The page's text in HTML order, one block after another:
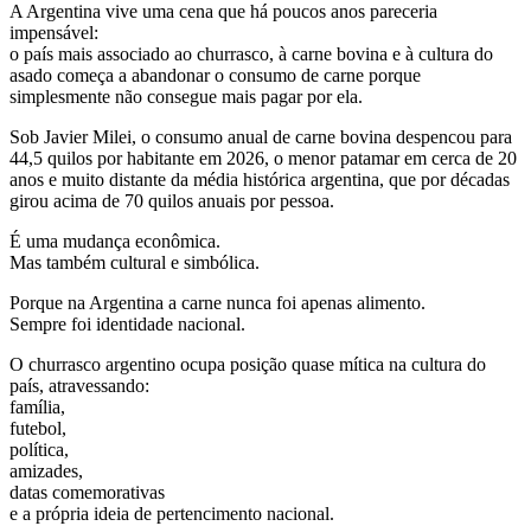
A Argentina vive uma cena que há poucos anos pareceria
impensável:
o país mais associado ao churrasco, à carne bovina e à cultura do
asado começa a abandonar o consumo de carne porque
simplesmente não consegue mais pagar por ela.
Sob Javier Milei, o consumo anual de carne bovina despencou para
44,5 quilos por habitante em 2026, o menor patamar em cerca de 20
anos e muito distante da média histórica argentina, que por décadas
girou acima de 70 quilos anuais por pessoa.
É uma mudança econômica.
Mas também cultural e simbólica.
Porque na Argentina a carne nunca foi apenas alimento.
Sempre foi identidade nacional.
O churrasco argentino ocupa posição quase mítica na cultura do
país, atravessando:
família,
futebol,
política,
amizades,
datas comemorativas
e a própria ideia de pertencimento nacional.